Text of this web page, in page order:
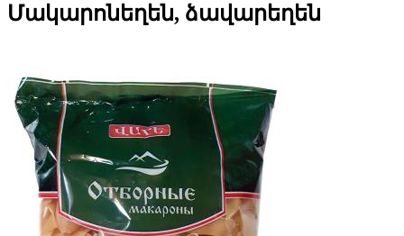
Մակարոնեղեն, ձավարեղեն